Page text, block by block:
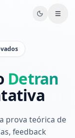
Detran
prova teórica de
feedback